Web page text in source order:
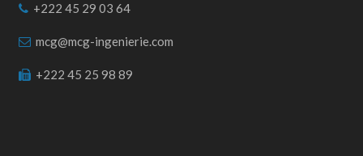
+222 45 29 03 64
mcg@mcg-ingenierie.com
+222 45 25 98 89